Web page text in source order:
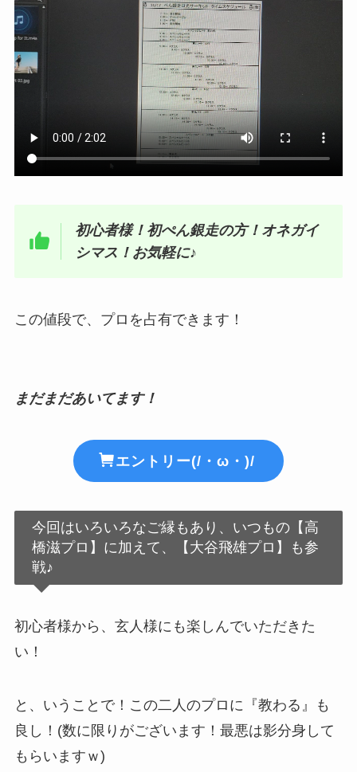
初心者様！初ぺん銀走の方！オネガイ
シマス！お気軽に♪
この値段で、プロを占有できます！
まだまだあいてます！
エントリー(/・ω・)/
今回はいろいろなご縁もあり、いつもの【高
橋滋プロ】に加えて、【大谷飛雄プロ】も参
戦♪
初心者様から、玄人様にも楽しんでいただきた
い！
と、いうことで！この二人のプロに『教わる』も
良し！(数に限りがございます！最悪は影分身して
もらいますｗ)